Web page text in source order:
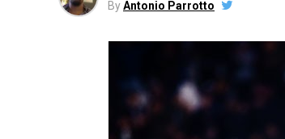
ByAntonio Parrotto